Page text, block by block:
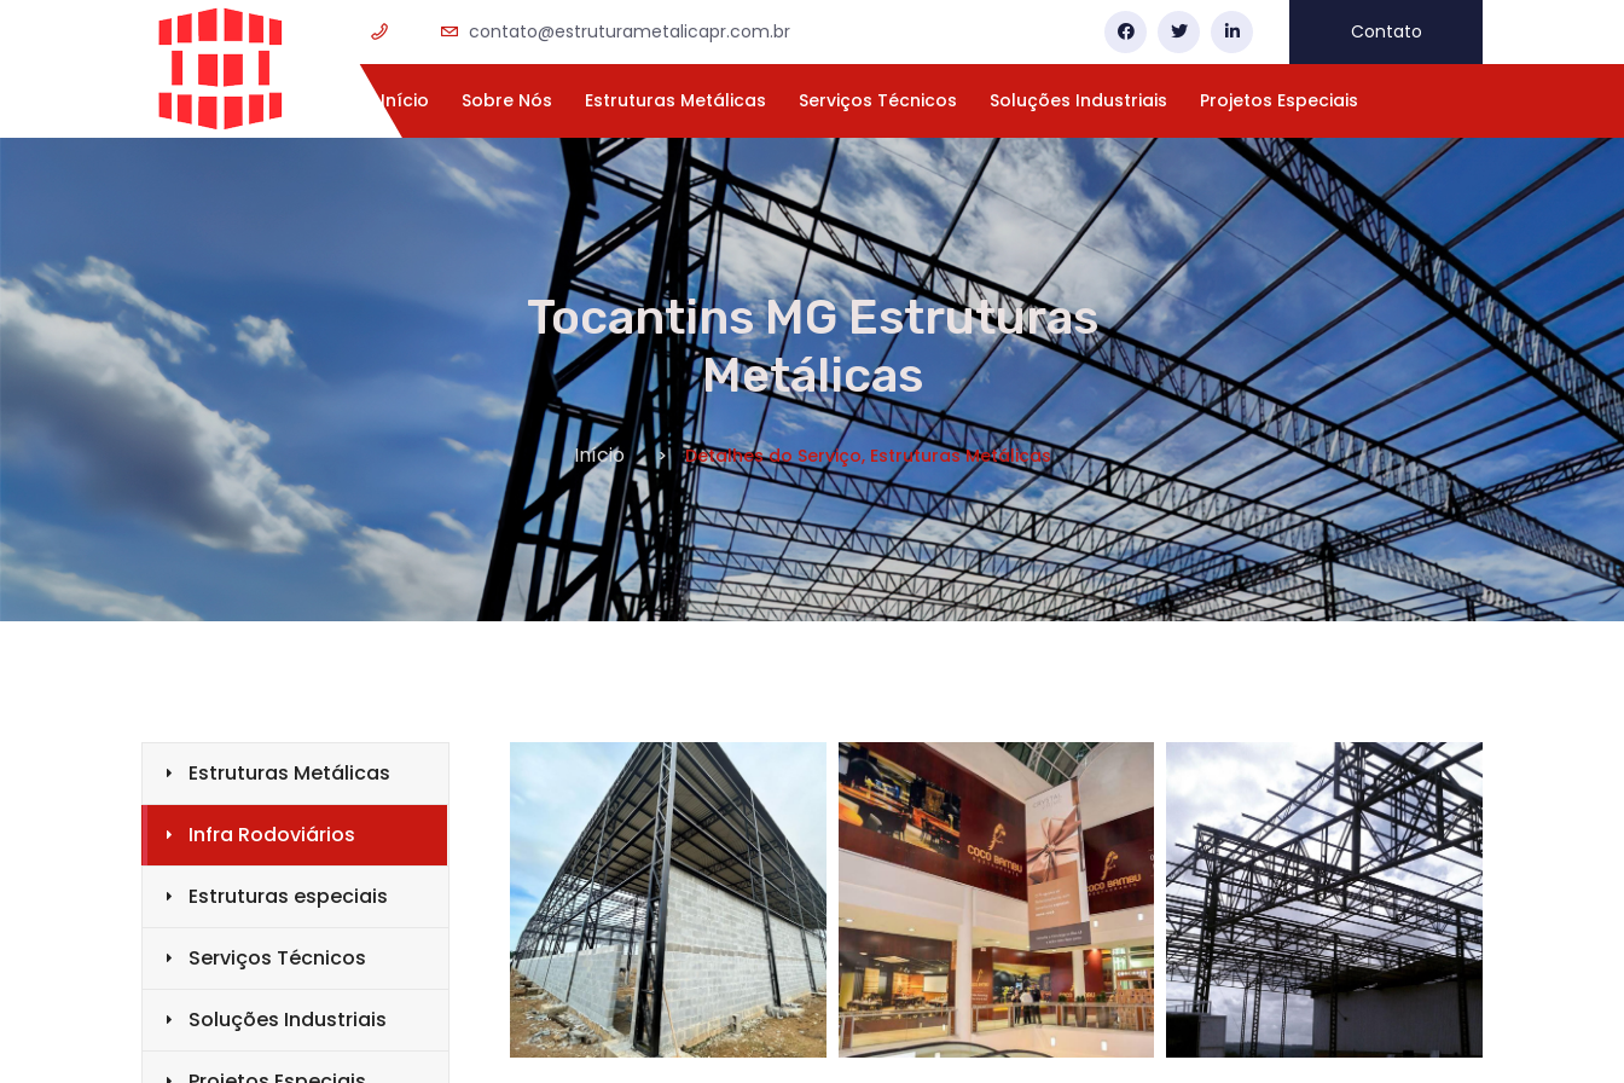
×
ORÇAMENTO
NOME *
E-MAIL *
TELEFONE *
Solicitar Orçamento